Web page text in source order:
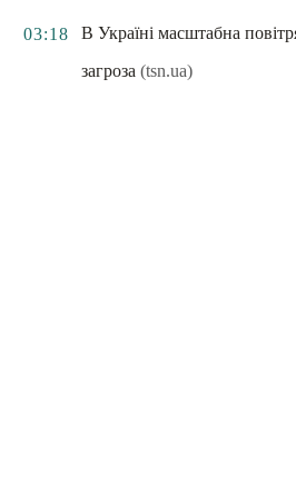
03:18
В Україні масштабна
загроза (tsn.ua)